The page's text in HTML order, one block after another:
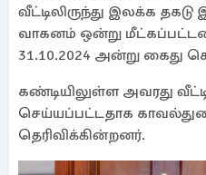
வீட்டிலிருந்து இலக்க
வாகனம் ஒன்று
31.10.2024 அன்று கைது
கண்டியிலுள்ள அவரது
செய்யப்பட்டதாக
தெரிவிக்கின்றனர்.